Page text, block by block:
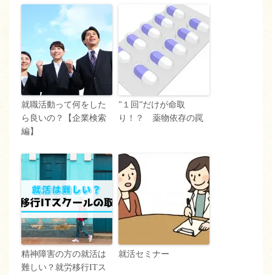
就職活動って何をした
ら良いの？【企業検索
編】
”１回”だけが命取
り！？ 薬物依存の罠
精神障害の方の就活は
難しい？就労移行ITス
就活セミナー